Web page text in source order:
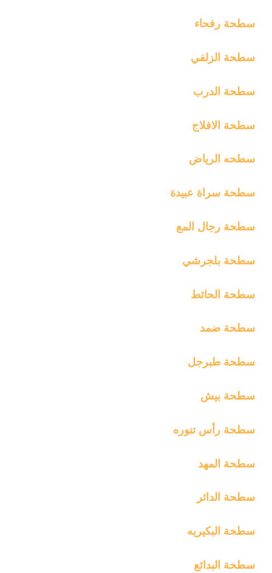
سطحة رفحاء
سطحة الزلفي
سطحة الدرب
سطحة الافلاج
سطحه الرياض
سطحة سراة عبيدة
سطحة رجال المع
سطحة بلجرشي
سطحة الحائط
سطحة ضمد
سطحة طبرجل
سطحة بيش
سطحة رأس تنوره
سطحة المهد
سطحة الدائر
سطحة البكيريه
سطحة البدائع